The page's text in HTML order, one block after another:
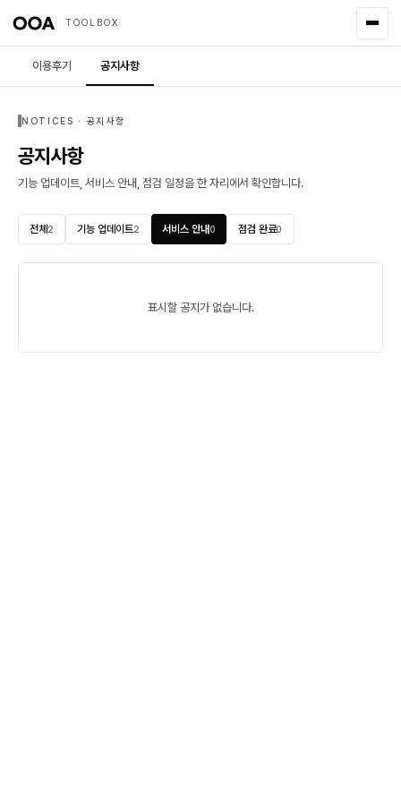
TOOLBOX
이용후기 공지사항
NOTICES · 공지사항
공지사항
기능 업데이트, 서비스 안내, 점검 일정을 한 자리에서 확인합니다.
전체 2 기능 업데이트2 서비스 안내0 점검 완료0
표시할 공지가 없습니다.